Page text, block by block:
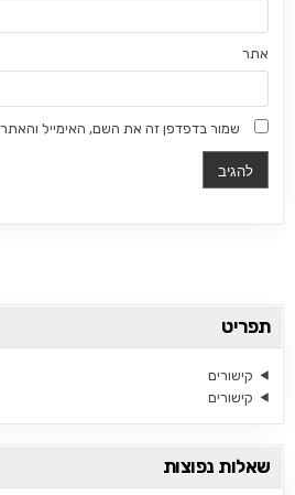
אתר
שמור בדפדפן זה את השם, האימייל
תפריט
קישורים
קישורים
שאלות נפוצות